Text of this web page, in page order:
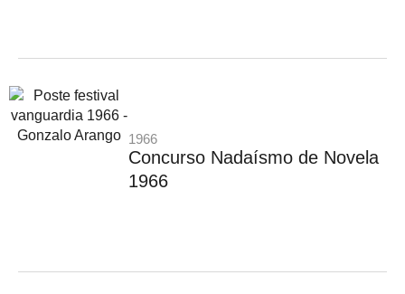
1966
Concurso Nadaísmo de Novela
1966